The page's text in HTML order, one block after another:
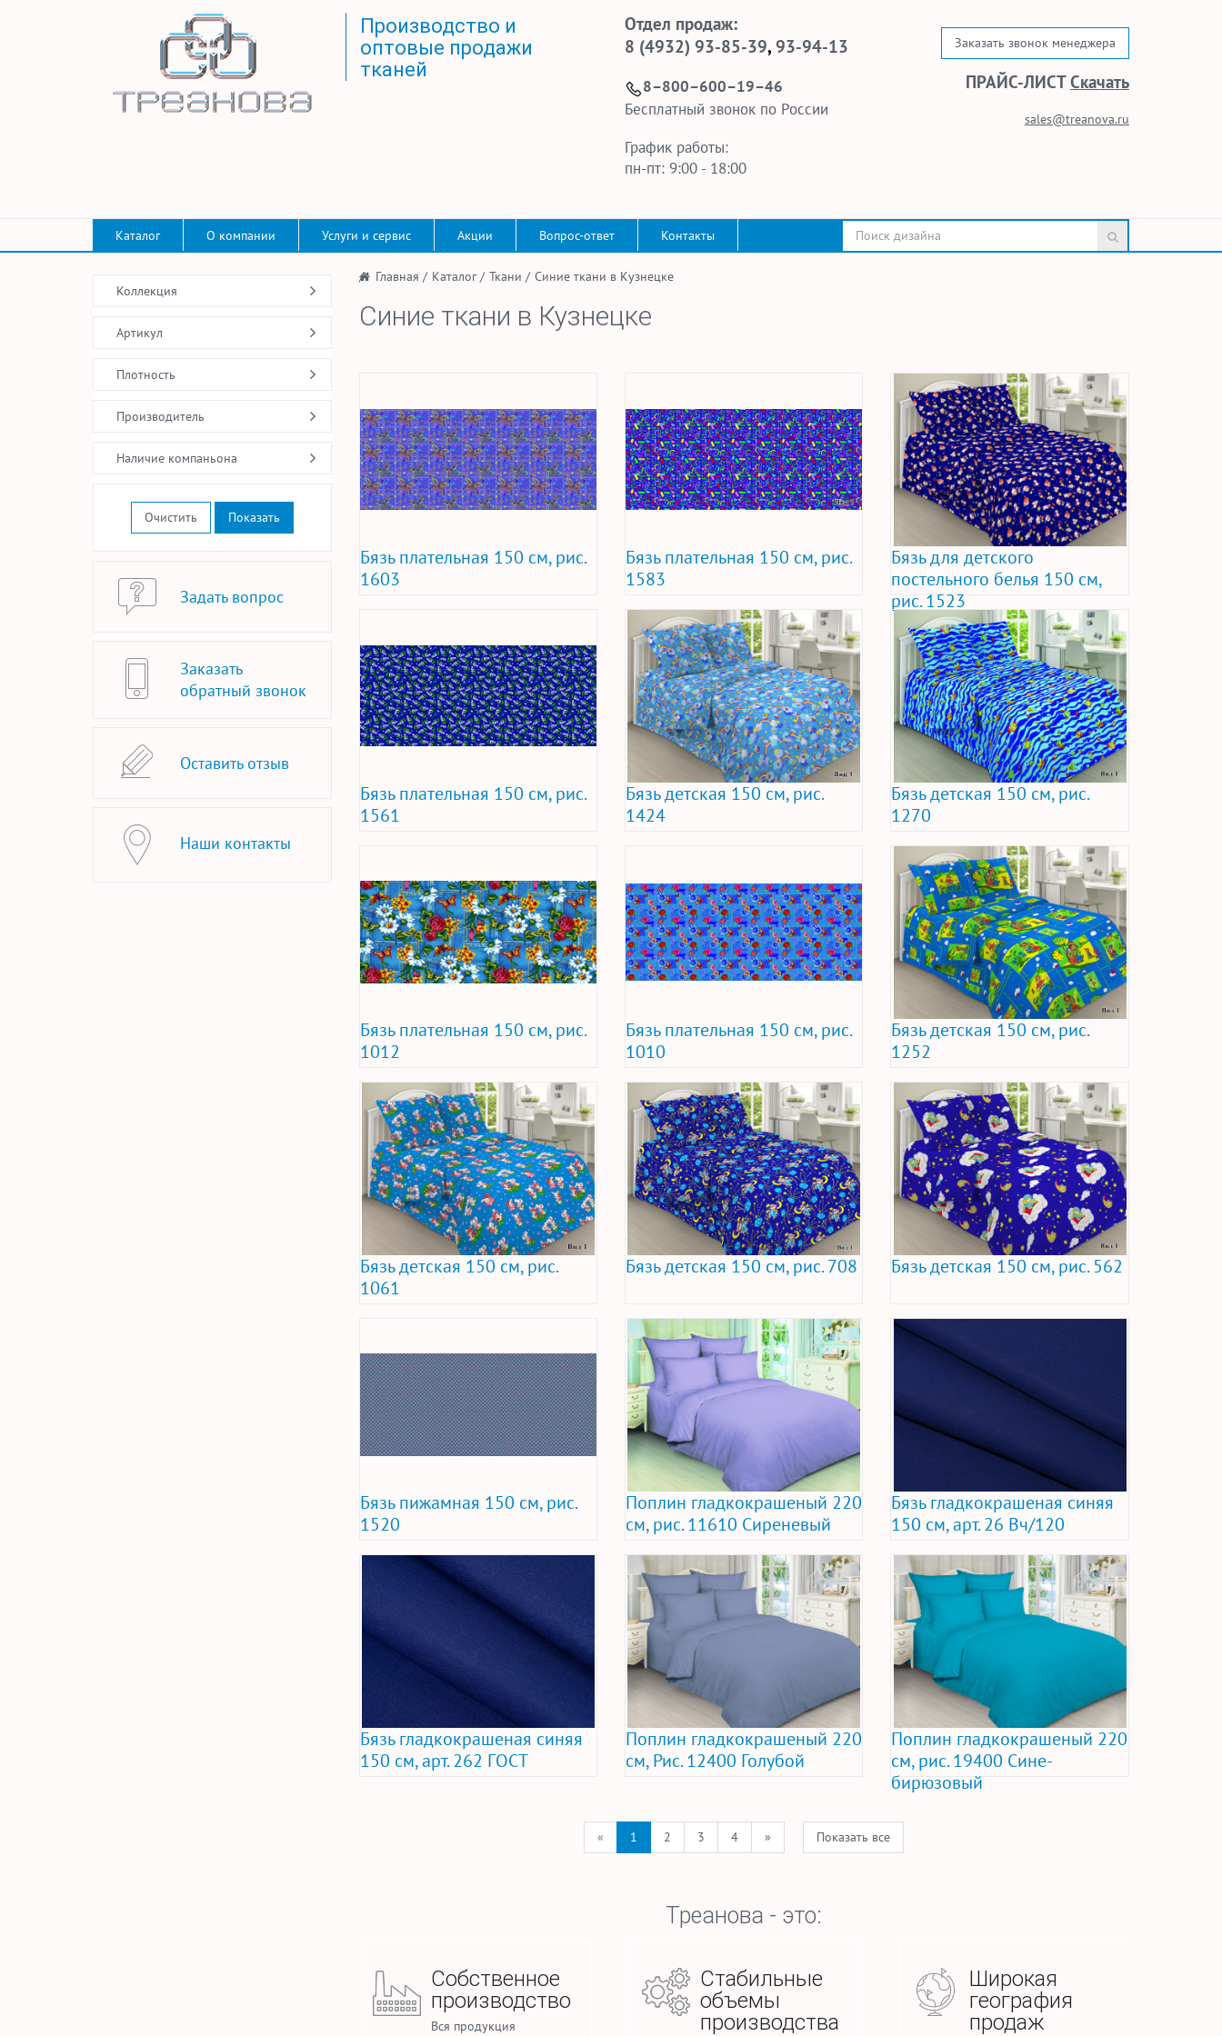
Производство и
оптовые продажи
тканей
Отдел продаж:
8 (4932) 93-85-39, 93-94-13
8–800–600–19–46
Бесплатный звонок по России
График работы:
пн-пт: 9:00 - 18:00
Заказать звонок менеджера
ПРАЙС-ЛИСТСкачать
sales@treanova.ru
Каталог О компании Услуги и сервис Акции Вопрос-ответ Контакты
/ Главная / Каталог/ Ткани / Синие ткани в Кузнецке
Синие ткани в Кузнецке
Бязь плательная 150 см, рис.
1603
Бязь плательная 150 см, рис.
1583
Бязь для детского
постельного белья 150 см,
рис. 1523
Бязь плательная 150 см, рис.
1561
Бязь детская 150 см, рис.
1424
Бязь детская 150 см, рис.
1270
Бязь плательная 150 см, рис.
1012
Бязь плательная 150 см, рис.
1010
Бязь детская 150 см, рис.
1252
Бязь детская 150 см, рис.
1061
Бязь детская 150 см, рис. 708 Бязь детская 150 см, рис. 562
Бязь пижамная 150 см, рис.
1520
Поплин гладкокрашеный 220
см, рис. 11610 Сиреневый
Бязь гладкокрашеная синяя
150 см, арт. 26 Вч/120
Бязь гладкокрашеная синяя
150 см, арт. 262 ГОСТ
Поплин гладкокрашеный 220
см, Рис. 12400 Голубой
Поплин гладкокрашеный 220
см, рис. 19400 Сине-
бирюзовый
« 1 2 3 4 » Показать все
Треанова - это:
Собственное
производство
Вся продукция
Стабильные
объемы
производства
Широкая
география
продаж
Коллекция
Артикул
Плотность
Производитель
Наличие компаньона
Очистить
Задать вопрос
Заказать
обратный звонок
Оставить отзыв
Наши контакты